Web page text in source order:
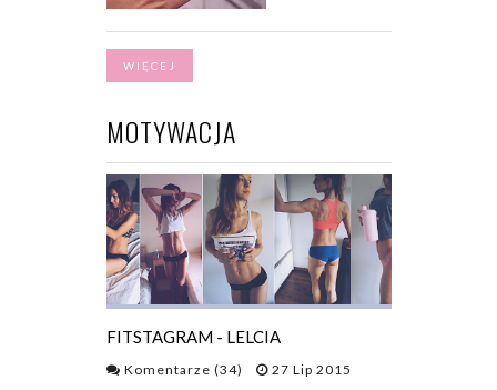
WIĘCEJ
MOTYWACJA
FITSTAGRAM - LELCIA
Komentarze (34) 27 Lip 2015